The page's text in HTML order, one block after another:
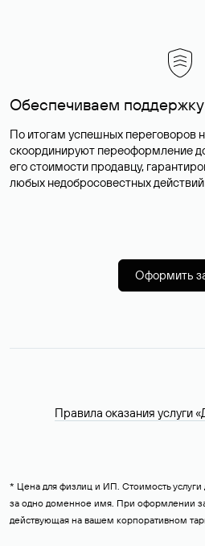
Обеспечиваем
По итогам успешных переговоров
скоординируют переоформление
его стоимости продавцу,
любых недобросовестных
Оформить
Правила оказания услуги
* Цена для физлиц и ИП. Стоимость
за одно доменное имя. При оформлении
действующая на вашем корпоративном